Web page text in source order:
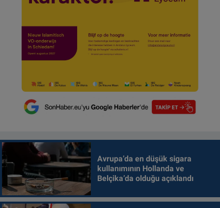
Avrupa’da en düşük sigara
kullanımının Hollanda ve
Belçika’da olduğu açıklandı